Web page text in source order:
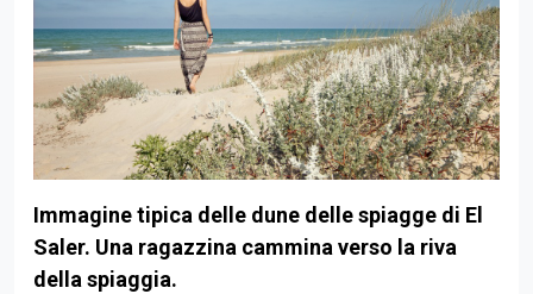
Immagine tipica delle dune delle spiagge di El
Saler. Una ragazzina cammina verso la riva
della spiaggia.